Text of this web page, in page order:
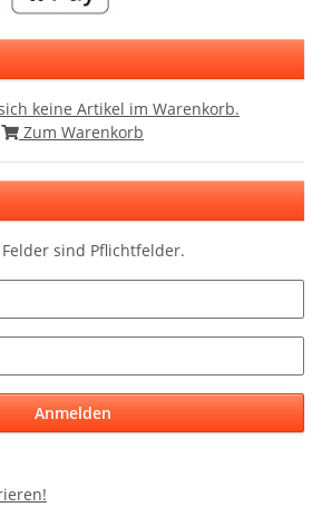
keine Artikel im Warenkorb.
Zum Warenkorb
sind Pflichtfelder.
Anmelden